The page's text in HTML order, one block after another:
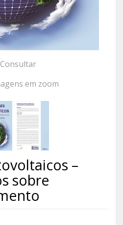
Consultar
em zoom
–
sobre